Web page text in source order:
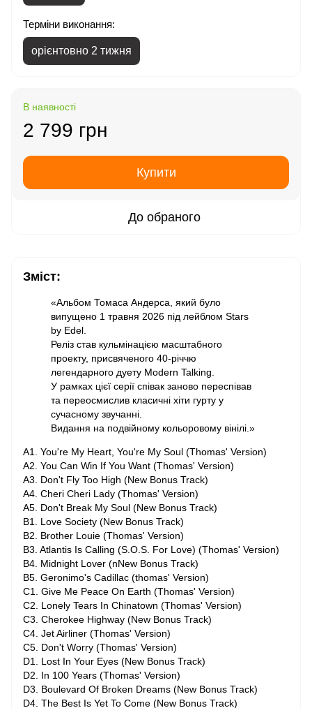
Терміни виконання:
орієнтовно 2 тижня
В наявності
2 799 грн
Купити
До обраного
Зміст:
«Альбом Томаса Андерса, який було
випущено 1 травня 2026 під лейблом Stars
by Edel.
Реліз став кульмінацією масштабного
проекту, присвяченого 40-річчю
легендарного дуету Modern Talking.
У рамках цієї серії співак заново переспівав
та переосмислив класичні хіти гурту у
сучасному звучанні.
Видання на подвійному кольоровому вінілі.»
A1. You're My Heart, You're My Soul (Thomas' Version)
A2. You Can Win If You Want (Thomas' Version)
A3. Don't Fly Too High (New Bonus Track)
A4. Cheri Cheri Lady (Thomas' Version)
A5. Don't Break My Soul (New Bonus Track)
B1. Love Society (New Bonus Track)
B2. Brother Louie (Thomas' Version)
B3. Atlantis Is Calling (S.O.S. For Love) (Thomas' Version)
B4. Midnight Lover (nNew Bonus Track)
B5. Geronimo's Cadillac (thomas' Version)
C1. Give Me Peace On Earth (Thomas' Version)
C2. Lonely Tears In Chinatown (Thomas' Version)
C3. Cherokee Highway (New Bonus Track)
C4. Jet Airliner (Thomas' Version)
C5. Don't Worry (Thomas' Version)
D1. Lost In Your Eyes (New Bonus Track)
D2. In 100 Years (Thomas' Version)
D3. Boulevard Of Broken Dreams (New Bonus Track)
D4. The Best Is Yet To Come (New Bonus Track)